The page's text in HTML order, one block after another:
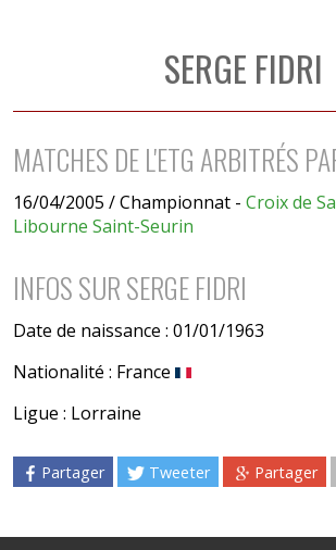
SERGE FIDRI
MATCHES DE L'ETG ARBITRÉS
16/04/2005 / Championnat - Croix de
Libourne Saint-Seurin
INFOS SUR SERGE FIDRI
Date de naissance : 01/01/1963
Nationalité : France
Ligue : Lorraine
Partager Tweeter Partager